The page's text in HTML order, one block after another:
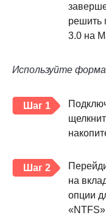
решить
3.0 на
Используйте
Шаг 1
Шаг 2
на
опции